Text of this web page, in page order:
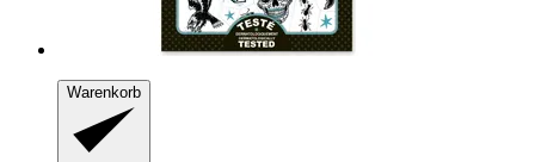
Warenkorb